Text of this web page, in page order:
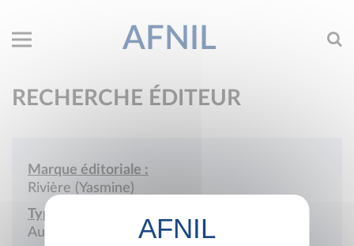
AFNIL
RECHERCHE ÉDITEUR
Marque éditoriale :
Rivière (Yasmine)
Type de société :
Auto-édition